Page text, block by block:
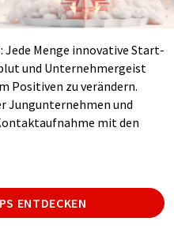
Menge innovative Start-
und Unternehmergeist
Positiven zu verändern.
Jungunternehmen und
mit den
ENTDECKEN